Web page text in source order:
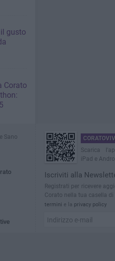
gusto
Corato
Sano
Scarica
iPad e
Iscriviti alla
Registrati per ricevere
Corato nella tua casella di
termini e la privacy policy